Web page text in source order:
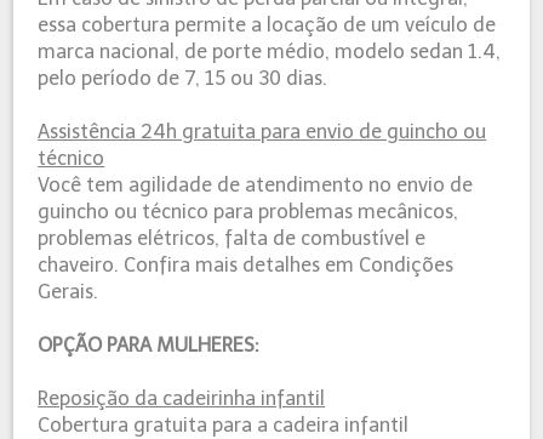
essa cobertura permite a locação de um veículo de
marca nacional, de porte médio, modelo sedan 1.4,
pelo período de 7, 15 ou 30 dias.
Assistência 24h gratuita para envio de guincho ou
técnico
Você tem agilidade de atendimento no envio de
guincho ou técnico para problemas mecânicos,
problemas elétricos, falta de combustível e
chaveiro. Confira mais detalhes em Condições
Gerais.
OPÇÃO PARA MULHERES:
Reposição da cadeirinha infantil
Cobertura gratuita para a cadeira infantil